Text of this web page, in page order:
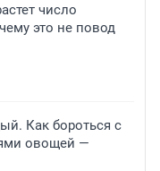
число
это не повод
Как бороться с
овощей —